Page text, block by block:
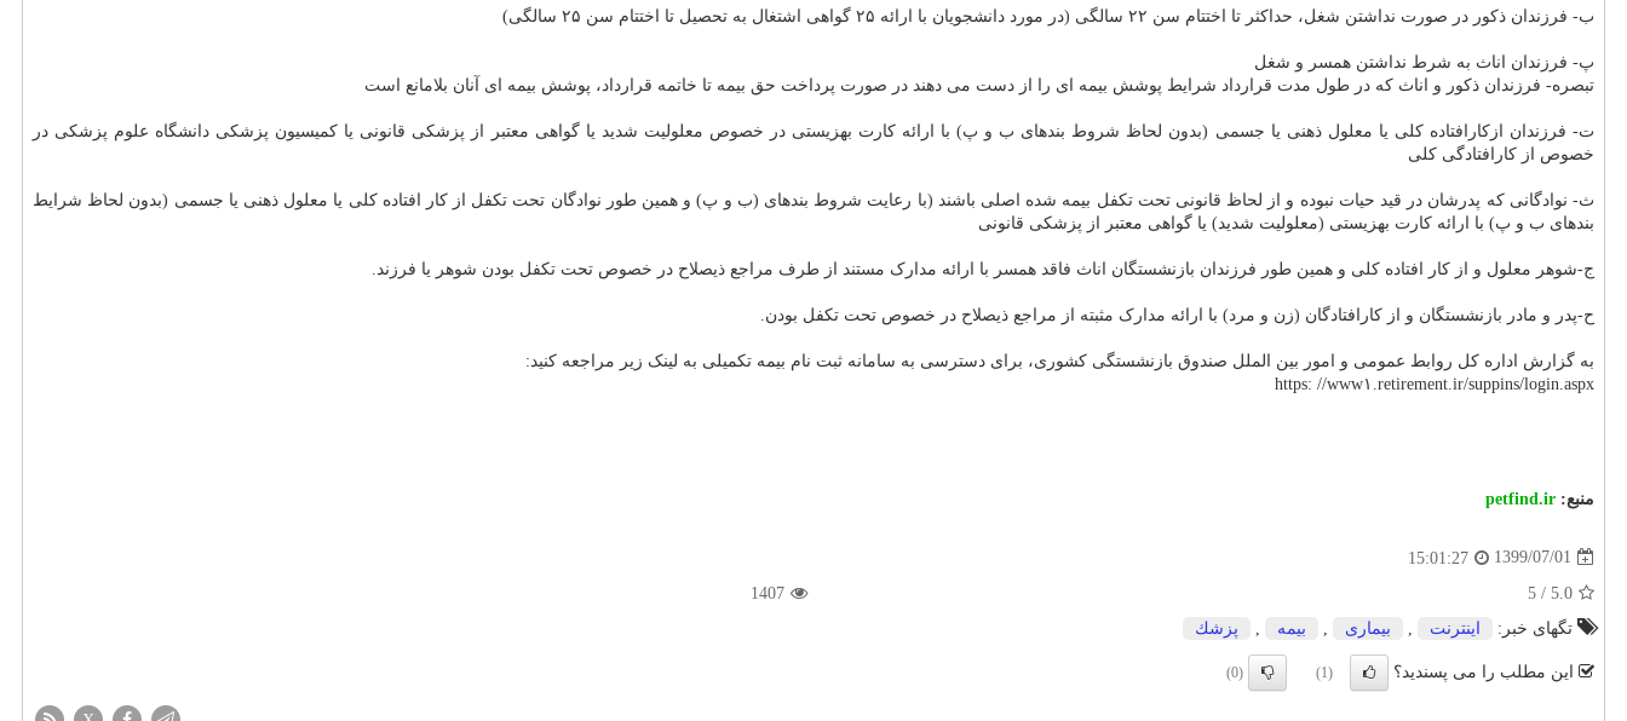
ب- فرزندان ذکور در صورت نداشتن شغل، حداکثر تا اختتام سن ۲۲ سالگی (در مورد دانشجویان با ارائه ۲۵ گواهی اشتغال به تحصیل تا اختتام سن ۲۵ سالگی)
پ- فرزندان اناث به شرط نداشتن همسر و شغل
تبصره- فرزندان ذکور و اناث که در طول مدت قرارداد شرایط پوشش بیمه ای را از دست می دهند در صورت پرداخت حق بیمه تا خاتمه قرارداد، پوشش بیمه ای آنان بلامانع است
ت- فرزندان ازکارافتاده کلی یا معلول ذهنی یا جسمی (بدون لحاظ شروط بندهای ب و پ) با ارائه کارت بهزیستی در خصوص معلولیت شدید یا گواهی معتبر از پزشکی قانونی یا کمیسیون پزشکی دانشگاه علوم پزشکی در
خصوص از کارافتادگی کلی
ث- نوادگانی که پدرشان در قید حیات نبوده و از لحاظ قانونی تحت تکفل بیمه شده اصلی باشند (با رعایت شروط بندهای (ب و پ) و همین طور نوادگان تحت تکفل از کار افتاده کلی یا معلول ذهنی یا جسمی (بدون لحاظ شرایط
بندهای ب و پ) با ارائه کارت بهزیستی (معلولیت شدید) یا گواهی معتبر از پزشکی قانونی
ج-شوهر معلول و از کار افتاده کلی و همین طور فرزندان بازنشستگان اناث فاقد همسر با ارائه مدارک مستند از طرف مراجع ذیصلاح در خصوص تحت تکفل بودن شوهر یا فرزند.
ح-پدر و مادر بازنشستگان و از کارافتادگان (زن و مرد) با ارائه مدارک مثبته از مراجع ذیصلاح در خصوص تحت تکفل بودن.
به گزارش اداره کل روابط عمومی و امور بین الملل صندوق بازنشستگی کشوری، برای دسترسی به سامانه ثبت نام بیمه تکمیلی به لینک زیر مراجعه کنید:
https: //www۱.retirement.ir/suppins/login.aspx
منبع: petfind.ir
1399/07/01
15:01:27
5.0
/
5
1407
تگهای خبر:
اینترنت بیماری بیمه پزشك
این مطلب را می پسندید؟ (1)
(0)